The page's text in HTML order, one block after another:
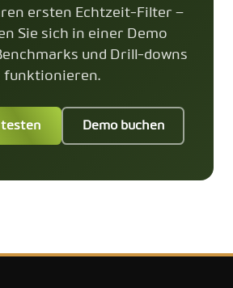
ersten Echtzeit-Filter –
Sie sich in einer Demo
und Drill-downs
funktionieren.
testen Demo buchen